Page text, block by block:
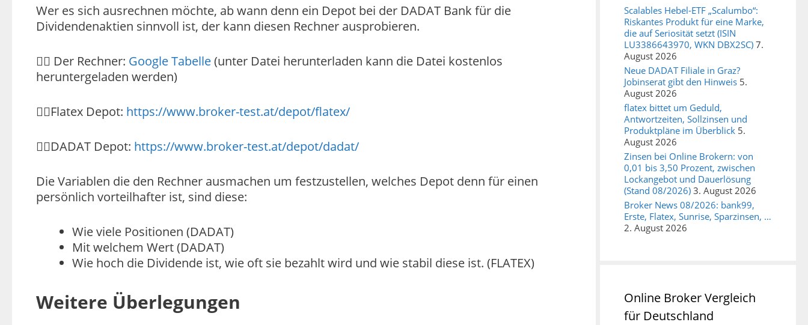
Wer es sich ausrechnen möchte, ab wann denn ein Depot bei der DADAT Bank für die
Dividendenaktien sinnvoll ist, der kann diesen Rechner ausprobieren.
👉🏽 Der Rechner: Google Tabelle(unter Datei herunterladen kann die Datei kostenlos
heruntergeladen werden)
👉🏽Flatex Depot: https://www.broker-test.at/depot/flatex/
👉🏽DADAT Depot: https://www.broker-test.at/depot/dadat/
Die Variablen die den Rechner ausmachen um festzustellen, welches Depot denn für einen
persönlich vorteilhafter ist, sind diese:
Wie viele Positionen (DADAT)
Mit welchem Wert (DADAT)
Wie hoch die Dividende ist, wie oft sie bezahlt wird und wie stabil diese ist. (FLATEX)
Weitere Überlegungen
Scalables Hebel-ETF „Scalumbo“:
Riskantes Produkt für eine Marke,
die auf Seriosität setzt (ISIN
LU3386643970, WKN DBX2SC) 7.
August 2026
Neue DADAT Filiale in Graz?
Jobinserat gibt den Hinweis 5.
August 2026
flatex bittet um Geduld,
Antwortzeiten, Sollzinsen und
Produktpläne im Überblick 5.
August 2026
Zinsen bei Online Brokern: von
0,01 bis 3,50 Prozent, zwischen
Lockangebot und Dauerlösung
(Stand 08/2026) 3. August 2026
Broker News 08/2026: bank99,
Erste, Flatex, Sunrise, Sparzinsen, …
2. August 2026
Online Broker Vergleich
für Deutschland